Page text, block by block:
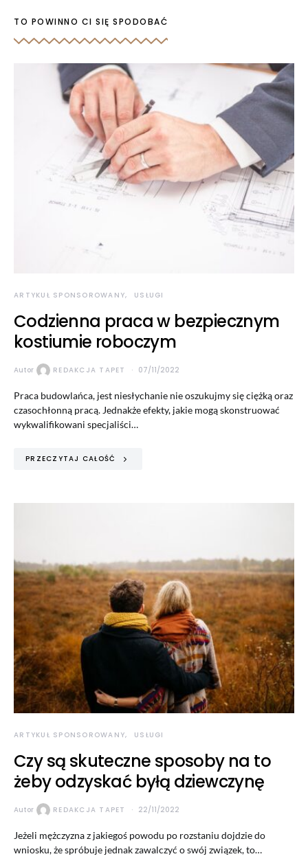
TO POWINNO CI SIĘ SPODOBAĆ
ARTYKUŁ SPONSOROWANY USŁUGI
Codzienna praca w bezpiecznym
kostiumie roboczym
Autor REDAKCJA TAPET 07/11/2022
Praca budowlańca, jest niesłychanie nie oszukujmy się ciężką oraz
czasochłonną pracą. Jednakże efekty, jakie mogą skonstruować
wykwalifikowani specjaliści…
PRZECZYTAJ CAŁOŚĆ
ARTYKUŁ SPONSOROWANY USŁUGI
Czy są skuteczne sposoby na to
żeby odzyskać byłą dziewczynę
Autor REDAKCJA TAPET 22/11/2022
Jeżeli mężczyzna z jakiegoś powodu po rozstaniu dojdzie do
wniosku, że spróbuje jednak zawalczyć o swój związek, to…